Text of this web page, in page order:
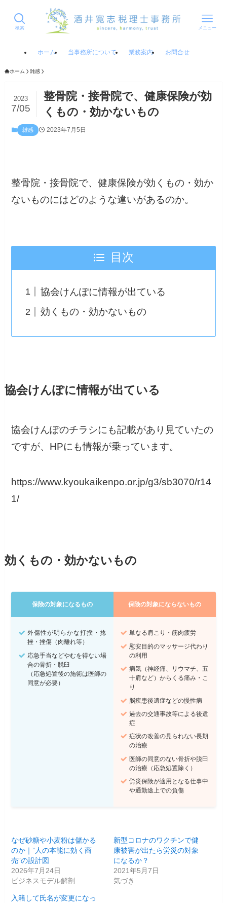
検索 メニュー
ホーム 当事務所について 業務案内 お問合せ
ホーム 雑感
整骨院・接骨院で、健康保険が効
くもの・効かないもの
2023
7/05
雑感 2023年7月5日
整骨院・接骨院で、健康保険が効くもの・効か
ないものにはどのような違いがあるのか。
目次
協会けんぽに情報が出ている
効くもの・効かないもの
協会けんぽに情報が出ている
協会けんぽのチラシにも記載があり見ていたの
ですが、HPにも情報が乗っています。
https://www.kyoukaikenpo.or.jp/g3/sb3070/r14
1/
効くもの・効かないもの
保険の対象になるもの 保険の対象にならないもの
外傷性が明らかな打撲・捻
挫・挫傷（肉離れ等）
応急手当などやむを得ない場
合の骨折・脱臼
（応急処置後の施術は医師の
同意が必要）
単なる肩こり・筋肉疲労
慰安目的のマッサージ代わり
の利用
病気（神経痛、リウマチ、五
十肩など）からくる痛み・こ
り
脳疾患後遺症などの慢性病
過去の交通事故等による後遺
症
症状の改善の見られない長期
の治療
医師の同意のない骨折や脱臼
の治療（応急処置除く）
労災保険が適用となる仕事中
や通勤途上での負傷
なぜ砂糖や小麦粉は儲かる
のか｜”人の本能に効く商
売”の設計図
2026年7月24日
ビジネスモデル解剖
新型コロナのワクチンで健
康被害が出たら労災の対象
になるか？
2021年5月7日
気づき
入籍して氏名が変更になっ